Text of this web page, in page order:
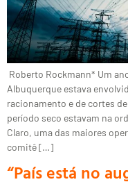
Roberto Rockmann* Um
Albuquerque estava
racionamento e de cortes
período seco estavam na
Claro, uma das maiores
comitê […]
“País está no